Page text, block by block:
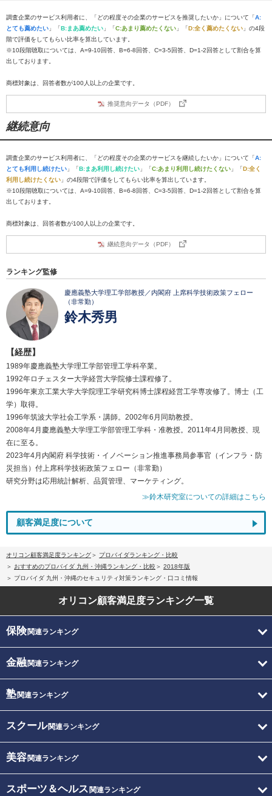
調査企業のサービス利用者に、「どの程度その企業のサービスを推奨したいか」について「A:
とても薦めたい 」「B:まあ薦めたい 」「C:あまり薦めたくない 」「D:全く薦めたくない 」の4段
階で評価をしてもらい比率を算出しています。
※10段階聴取については、A=9-10回答、B=6-8回答、C=3-5回答、D=1-2回答として割合を算
出しております。
商標対象は、回答者数が100人以上の企業です。
推奨意向データ（PDF）
継続意向
調査企業のサービス利用者に、「どの程度その企業のサービスを継続したいか」について「A:
とても利用し続けたい 」「B:まあ利用し続けたい 」「C:あまり利用し続けたくない 」「D:全く
利用し続けたくない 」の4段階で評価をしてもらい比率を算出しています。
※10段階聴取については、A=9-10回答、B=6-8回答、C=3-5回答、D=1-2回答として割合を算
出しております。
商標対象は、回答者数が100人以上の企業です。
継続意向データ（PDF）
ランキング監修
慶應義塾大学理工学部教授／内閣府 上席科学技術政策フェロー
（非常勤）
鈴木秀男
【経歴】
1989年慶應義塾大学理工学部管理工学科卒業。
1992年ロチェスター大学経営大学院修士課程修了。
1996年東京工業大学大学院理工学研究科博士課程経営工学専攻修了。博士（工
学）取得。
1996年筑波大学社会工学系・講師。2002年6月同助教授。
2008年4月慶應義塾大学理工学部管理工学科・准教授。2011年4月同教授、現
在に至る。
2023年4月内閣府 科学技術・イノベーション推進事務局参事官（インフラ・防
災担当）付上席科学技術政策フェロー（非常勤）
研究分野は応用統計解析、品質管理、マーケティング。
≫鈴木研究室についての詳細はこちら
顧客満足度について
オリコン顧客満足度ランキング
プロバイダランキング・比較
おすすめのプロバイダ 九州・沖縄ランキング・比較
2018年版
プロバイダ 九州・沖縄のセキュリティ対策ランキング・口コミ情報
オリコン顧客満足度ランキング一覧
保険関連ランキング
金融関連ランキング
塾関連ランキング
スクール関連ランキング
美容関連ランキング
スポーツ＆ヘルス 関連ランキング